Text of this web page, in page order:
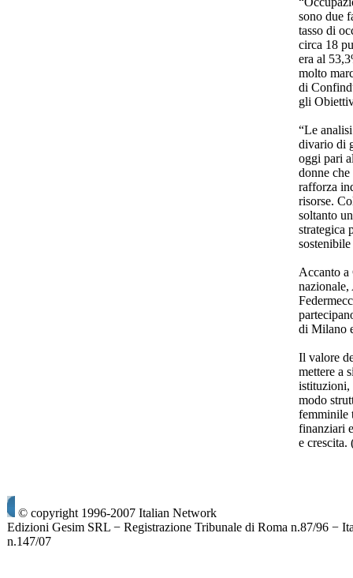
sono due
tasso di
circa 18
era al
molto
di
gli
“Le
divario di
oggi pari
donne
rafforza
risorse.
soltanto
strategica
Accanto
nazionale,
di Milano
Il valore
mettere a
istituzioni,
modo
femminile
finanziari
e
© copyright 1996-2007 Italian Network
Edizioni Gesim SRL − Registrazione Tribunale di Roma n.87/96 −
n.147/07